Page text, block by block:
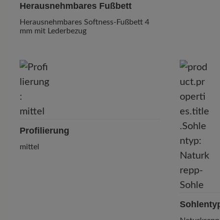
Herausnehmbares Fußbett
Herausnehmbares Softness-Fußbett 4
mm mit Lederbezug
Profilierung
mittel